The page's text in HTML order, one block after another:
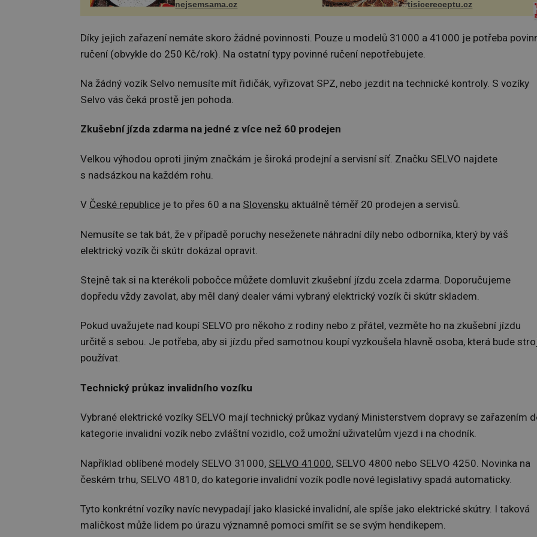
chuťově bohaté pokrmy, které
rozhodně st...
nejsemsama.cz
Ingredience sádlo 3 kg šunky
vcelku 3 stroužky česneku hl...
tisicereceptu.cz
Díky jejich zařazení nemáte skoro žádné povinnosti. Pouze u modelů 31000 a 41000 je potřeba
ručení (obvykle do 250 Kč/rok). Na ostatní typy povinné ručení nepotřebujete.
Na žádný vozík Selvo nemusíte mít řidičák, vyřizovat SPZ, nebo jezdit na technické kontroly. S vozíky
Selvo vás čeká prostě jen pohoda.
Zkušební jízda zdarma na jedné z více než 60 prodejen
Velkou výhodou oproti jiným značkám je široká prodejní a servisní síť. Značku SELVO najdete
s nadsázkou na každém rohu.
V České republice je to přes 60 a na Slovensku aktuálně téměř 20 prodejen a servisů.
Nemusíte se tak bát, že v případě poruchy neseženete náhradní díly nebo odborníka, který by váš
elektrický vozík či skútr dokázal opravit.
Stejně tak si na kterékoli pobočce můžete domluvit zkušební jízdu zcela zdarma. Doporučujeme
dopředu vždy zavolat, aby měl daný dealer vámi vybraný elektrický vozík či skútr skladem.
Pokud uvažujete nad koupí SELVO pro někoho z rodiny nebo z přátel, vezměte ho na zkušební jízdu
určitě s sebou. Je potřeba, aby si jízdu před samotnou koupí vyzkoušela hlavně osoba, která bude
používat.
Technický průkaz invalidního vozíku
Vybrané elektrické vozíky SELVO mají technický průkaz vydaný Ministerstvem dopravy se zařazením
kategorie invalidní vozík nebo zvláštní vozidlo, což umožní uživatelům vjezd i na chodník.
Například oblíbené modely SELVO 31000, SELVO 41000, SELVO 4800 nebo SELVO 4250. Novinka na
českém trhu, SELVO 4810, do kategorie invalidní vozík podle nové legislativy spadá automaticky.
Tyto konkrétní vozíky navíc nevypadají jako klasické invalidní, ale spíše jako elektrické skútry. I taková
maličkost může lidem po úrazu významně pomoci smířit se se svým hendikepem.